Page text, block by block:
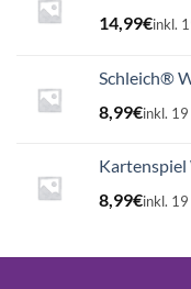
14,99€inkl.
Schleich®
8,99€inkl.
Kartenspiel
8,99€inkl.